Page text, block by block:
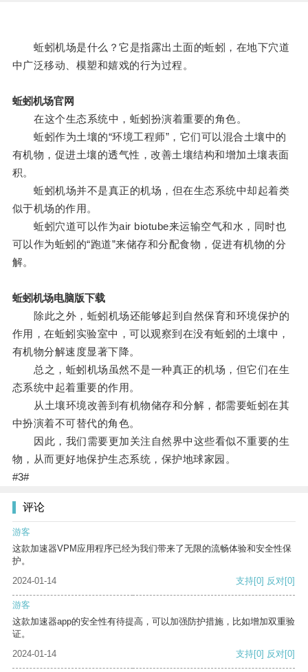
蚯蚓机场是什么？它是指露出土面的蚯蚓，在地下穴道
中广泛移动、模塑和嬉戏的行为过程。
蚯蚓机场官网
在这个生态系统中，蚯蚓扮演着重要的角色。
蚯蚓作为土壤的“环境工程师”，它们可以混合土壤中的
有机物，促进土壤的透气性，改善土壤结构和增加土壤表面
积。
蚯蚓机场并不是真正的机场，但在生态系统中却起着类
似于机场的作用。
蚯蚓穴道可以作为air biotube来运输空气和水，同时也
可以作为蚯蚓的“跑道”来储存和分配食物，促进有机物的分
解。
蚯蚓机场电脑版下载
除此之外，蚯蚓机场还能够起到自然保育和环境保护的
作用，在蚯蚓实验室中，可以观察到在没有蚯蚓的土壤中，
有机物分解速度显著下降。
总之，蚯蚓机场虽然不是一种真正的机场，但它们在生
态系统中起着重要的作用。
从土壤环境改善到有机物储存和分解，都需要蚯蚓在其
中扮演着不可替代的角色。
因此，我们需要更加关注自然界中这些看似不重要的生
物，从而更好地保护生态系统，保护地球家园。
#3#
评论
游客
这款加速器VPM应用程序已经为我们带来了无限的流畅体验和安全性保
护。
2024-01-14
支持[0] 反对[0]
游客
这款加速器app的安全性有待提高，可以加强防护措施，比如增加双重验
证。
2024-01-14
支持[0] 反对[0]